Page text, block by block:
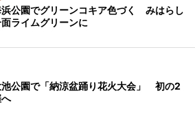
公園でグリーンコキア色づく みはらし
ライムグリーンに
池公園で「納涼盆踊り花火大会」 初の2